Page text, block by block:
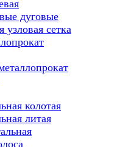
дуговые
сетка
колотая
литая